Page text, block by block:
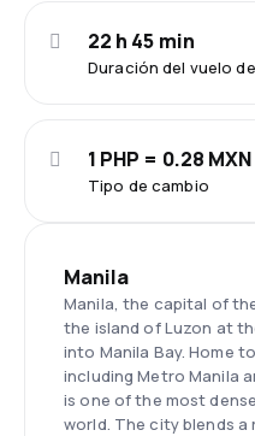
Duración del vuelo
22 h 45 min
Tipo de cambio
1 PHP = 0.28 MXN
Manila
Manila, the capital of
the island of Luzon at
into Manila Bay. Home
including Metro Manila
is one of the most
world. The city blends